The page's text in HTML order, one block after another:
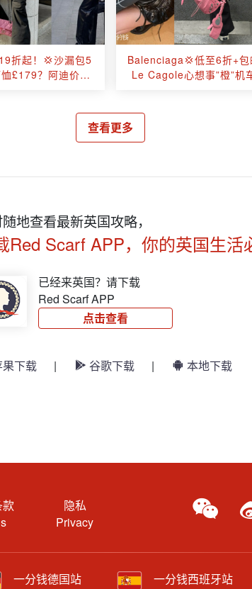
折起！💢沙漏包5
£179？阿迪价格
Balenciaga💢低至6折+包
Le Cagole心想事”橙”机
查看更多
地查看最新英国攻略，
Red Scarf APP，你的英国生活
已经来英国？请下载
Red Scarf APP
点击查看
果下载 | 谷歌下载 | 本地下载
款
隐私
Privacy
一分钱德国站 一分钱西班牙站